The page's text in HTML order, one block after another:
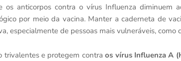
anticorpos contra o vírus Influenza diminuem
por meio da vacina. Manter a caderneta de
especialmente de pessoas mais vulneráveis, como
trivalentes e protegem contraos vírus Influenza A